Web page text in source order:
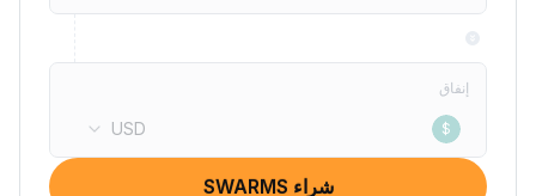
إنفاق
$
USD
شراء SWARMS